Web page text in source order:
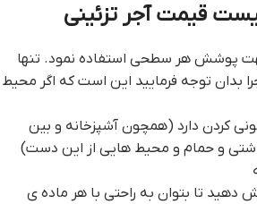
قیمت آجر تزئینی
جهت پوشش هر سطحی استفاده نمود. تنها
بدان توجه فرمایید این است که اگر محیط
کردن دارد (همچون آشپزخانه و بین
و حمام و محیط هایی از این دست)
دهید تا بتوان به راحتی با هر ماده ی